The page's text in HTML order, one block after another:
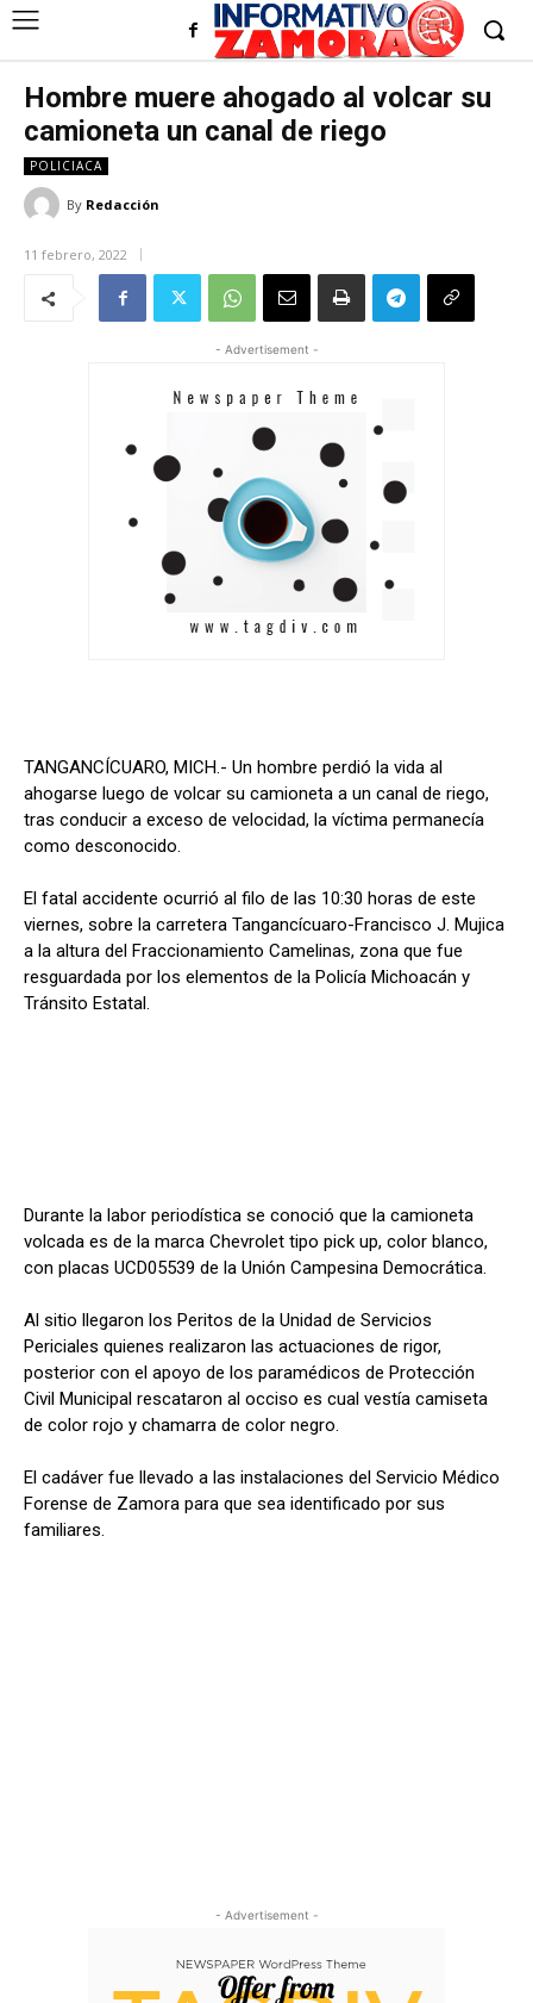
Hombre muere ahogado al volcar su
camioneta un canal de riego
POLICIACA
By Redacción
11 febrero, 2022
- Advertisement -
TANGANCÍCUARO, MICH.- Un hombre perdió la vida al
ahogarse luego de volcar su camioneta a un canal de riego,
tras conducir a exceso de velocidad, la víctima permanecía
como desconocido.
El fatal accidente ocurrió al filo de las 10:30 horas de este
viernes, sobre la carretera Tangancícuaro-Francisco J. Mujica
a la altura del Fraccionamiento Camelinas, zona que fue
resguardada por los elementos de la Policía Michoacán y
Tránsito Estatal.
Durante la labor periodística se conoció que la camioneta
volcada es de la marca Chevrolet tipo pick up, color blanco,
con placas UCD05539 de la Unión Campesina Democrática.
Al sitio llegaron los Peritos de la Unidad de Servicios
Periciales quienes realizaron las actuaciones de rigor,
posterior con el apoyo de los paramédicos de Protección
Civil Municipal rescataron al occiso es cual vestía camiseta
de color rojo y chamarra de color negro.
El cadáver fue llevado a las instalaciones del Servicio Médico
Forense de Zamora para que sea identificado por sus
familiares.
- Advertisement -